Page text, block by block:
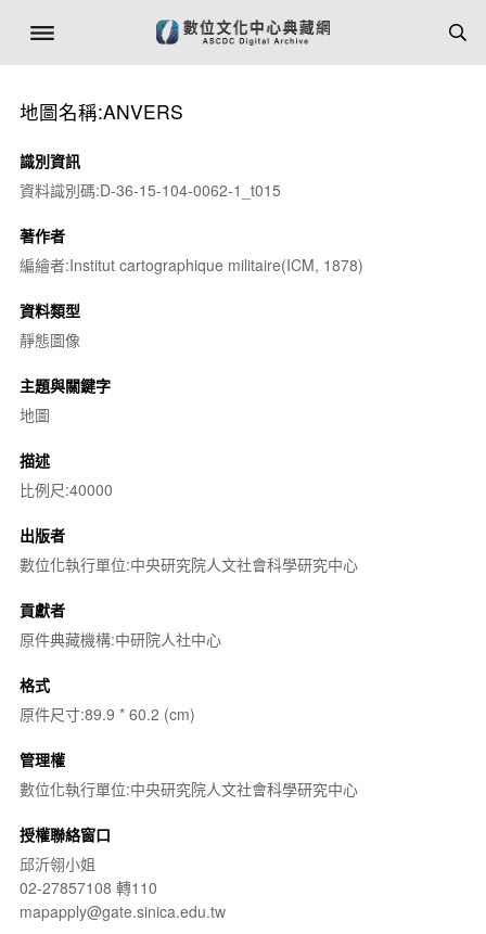
地圖名稱:ANVERS
識別資訊
資料識別碼:D-36-15-104-0062-1_t015
著作者
編繪者:Institut cartographique militaire(ICM, 1878)
資料類型
靜態圖像
主題與關鍵字
地圖
描述
比例尺:40000
出版者
數位化執行單位:中央研究院人文社會科學研究中心
貢獻者
原件典藏機構:中研院人社中心
格式
原件尺寸:89.9 * 60.2 (cm)
管理權
數位化執行單位:中央研究院人文社會科學研究中心
授權聯絡窗口
邱沂翎小姐
02-27857108 轉110
mapapply@gate.sinica.edu.tw